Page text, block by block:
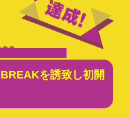
を誘致し初開